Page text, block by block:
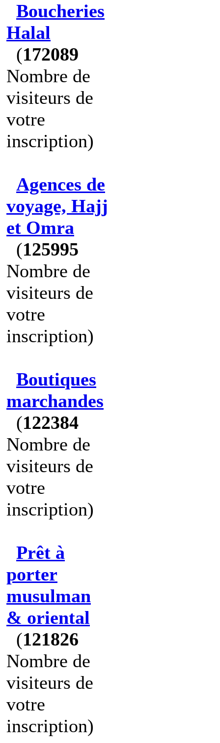
Boucheries
Halal
(172089
Nombre de
visiteurs de
votre
inscription)
Agences de
voyage, Hajj
et Omra
(125995
Nombre de
visiteurs de
votre
inscription)
Boutiques
marchandes
(122384
Nombre de
visiteurs de
votre
inscription)
Prêt à
porter
musulman
& oriental
(121826
Nombre de
visiteurs de
votre
inscription)